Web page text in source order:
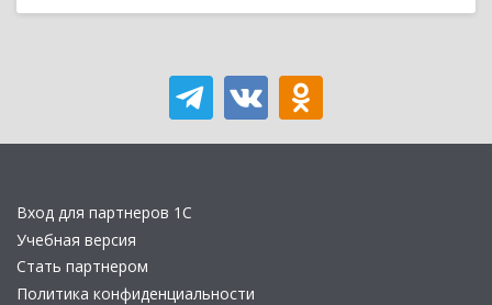
Вход для партнеров 1С
Учебная версия
Стать партнером
Политика конфиденциальности